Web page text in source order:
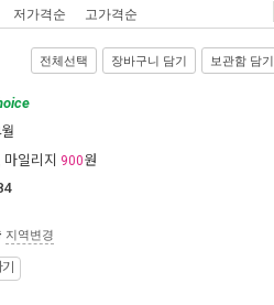
저가격순 고가격순
전체선택 장바구니 담기 보관함 담기
일리지 900원
지역변경